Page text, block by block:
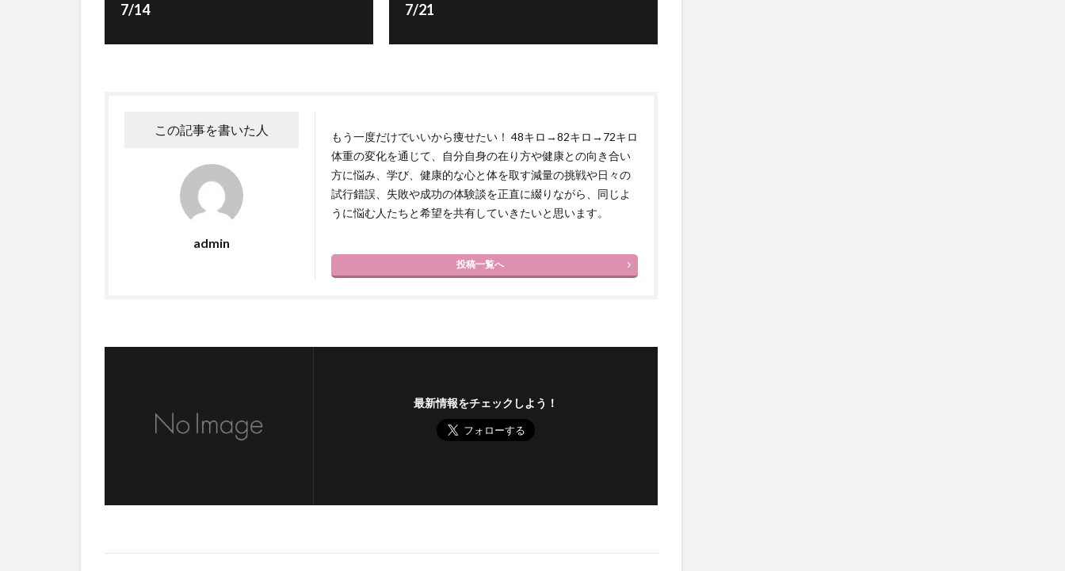
7/14 7/21
この記事を書いた人
admin
もう一度だけでいいから痩せたい！ 48キロ→82キロ→72キロ
体重の変化を通じて、自分自身の在り方や健康との向き合い
方に悩み、学び、健康的な心と体を取す減量の挑戦や日々の
試行錯誤、失敗や成功の体験談を正直に綴りながら、同じよ
うに悩む人たちと希望を共有していきたいと思います。
投稿一覧へ
最新情報をチェックしよう！